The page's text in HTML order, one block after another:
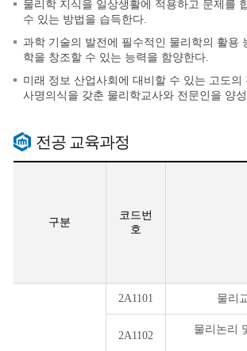
물리학 지식을 일상생활에 적용하고 문제를
수 있는 방법을 습득한다.
과학 기술의 발전에 필수적인 물리학의 활용
학을 창조할 수 있는 능력을 함양한다.
미래 정보 산업사회에 대비할 수 있는 고도의
사명의식을 갖춘 물리학교사와 전문인을 양
전공 교육과정
구분
코드번
호
2A1101 물리
2A1102
물리논리